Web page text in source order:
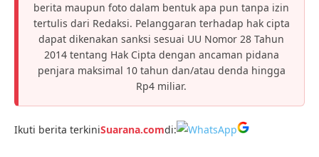
berita maupun foto dalam bentuk apa pun tanpa izin
tertulis dari Redaksi. Pelanggaran terhadap hak cipta
dapat dikenakan sanksi sesuai UU Nomor 28 Tahun
2014 tentang Hak Cipta dengan ancaman pidana
penjara maksimal 10 tahun dan/atau denda hingga
Rp4 miliar.
Ikuti berita terkiniSuarana.comdi: